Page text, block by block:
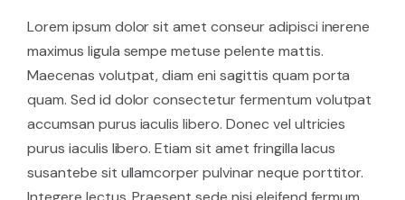
Lorem ipsum dolor sit amet conseur adipisci inerene
maximus ligula sempe metuse pelente mattis.
Maecenas volutpat, diam eni sagittis quam porta
quam. Sed id dolor consectetur fermentum volutpat
accumsan purus iaculis libero. Donec vel ultricies
purus iaculis libero. Etiam sit amet fringilla lacus
susantebe sit ullamcorper pulvinar neque porttitor.